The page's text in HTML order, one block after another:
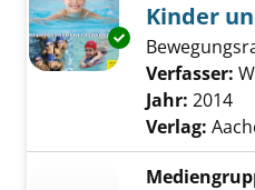
Exemplar-
Kinder
Verfasser:
Jahr: 2014
Verlag: